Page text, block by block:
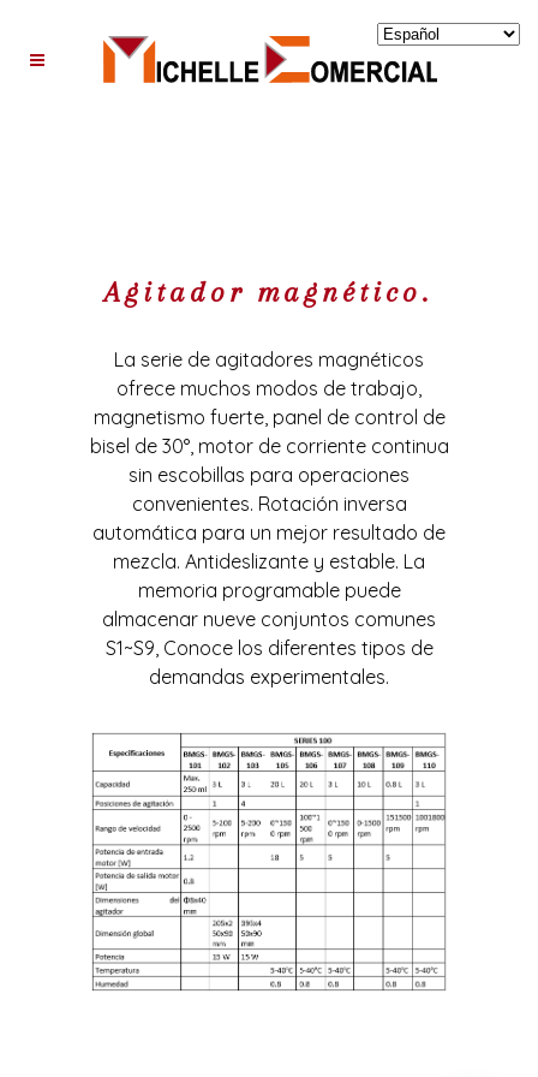
Agitador magnético.
La serie de agitadores magnéticos
ofrece muchos modos de trabajo,
magnetismo fuerte, panel de control de
bisel de 30°, motor de corriente continua
sin escobillas para operaciones
convenientes. Rotación inversa
automática para un mejor resultado de
mezcla. Antideslizante y estable. La
memoria programable puede
almacenar nueve conjuntos comunes
S1~S9, Conoce los diferentes tipos de
demandas experimentales.